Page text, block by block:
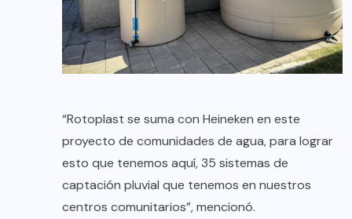
“Rotoplast se suma con Heineken en este
proyecto de comunidades de agua, para lograr
esto que tenemos aquí, 35 sistemas de
captación pluvial que tenemos en nuestros
centros comunitarios”, mencionó.